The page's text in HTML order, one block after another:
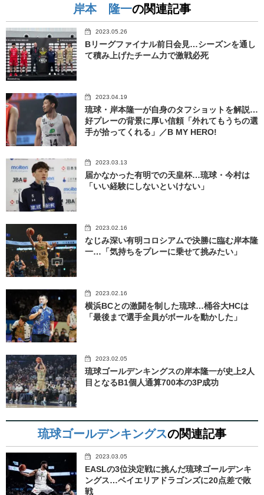
岸本 隆一の関連記事
2023.05.26
Bリーグファイナル前日会見…シーズンを通し
て積み上げたチーム力で激戦必死
2023.04.19
琉球・岸本隆一が自身のタフショットを解説…
好プレーの背景に厚い信頼「外れてもうちの選
手が拾ってくれる」／B MY HERO!
2023.03.13
届かなかった有明での天皇杯…琉球・今村は
「いい経験にしないといけない」
2023.02.16
なじみ深い有明コロシアムで決勝に臨む岸本隆
一…「気持ちをプレーに乗せて挑みたい」
2023.02.16
横浜BCとの激闘を制した琉球…桶谷大HCは
「最後まで選手全員がボールを動かした」
2023.02.05
琉球ゴールデンキングスの岸本隆一が史上2人
目となるB1個人通算700本の3P成功
琉球ゴールデンキングスの関連記事
2023.03.05
EASLの3位決定戦に挑んだ琉球ゴールデンキ
ングス…ベイエリアドラゴンズに20点差で敗
戦